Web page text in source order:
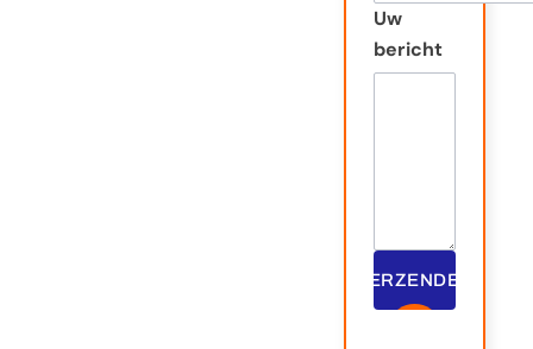
Uw
bericht
VERZENDEN